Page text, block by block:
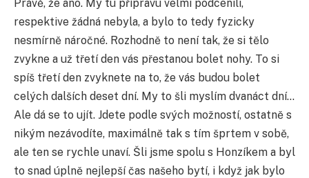
Právě, že ano. My tu přípravu velmi podcenili,
respektive žádná nebyla, a bylo to tedy fyzicky
nesmírně náročné. Rozhodně to není tak, že si tělo
zvykne a už třetí den vás přestanou bolet nohy. To si
spíš třetí den zvyknete na to, že vás budou bolet
celých dalších deset dní. My to šli myslím dvanáct dní…
Ale dá se to ujít. Jdete podle svých možností, ostatně s
nikým nezávodíte, maximálně tak s tím šprtem v sobě,
ale ten se rychle unaví. Šli jsme spolu s Honzíkem a byl
to snad úplně nejlepší čas našeho bytí, i když jak bylo